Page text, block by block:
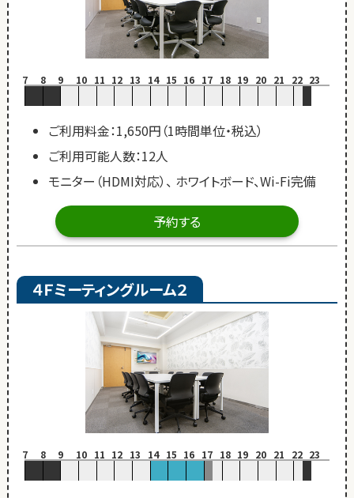
7 8 9 10 11 12 13 14 15 16 17 18 19 20 21 22 23
ご利用料金：1,650円（1時間単位・税込）
ご利用可能人数：12人
モニター（HDMI対応）、 ホワイトボード、Wi-Fi完備
予約する
４Ｆミーティングルーム２
7 8 9 10 11 12 13 14 15 16 17 18 19 20 21 22 23